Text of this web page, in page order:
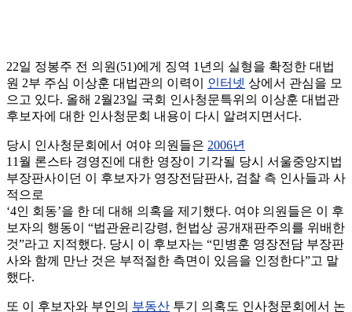
22일 정봉주 전 의원(51)에게 징역 1년의 실형을 확정한 대법
원 2부 주심 이상훈 대법관의 이력이 인터넷 상에서 관심을 모
으고 있다. 올해 2월23일 국회 인사청문특위의 이상훈 대법관
후보자에 대한 인사청문회 내용이 다시 알려지면서다.
당시 인사청문회에서 여야 의원들은 2006년
11월 론스타 경영진에 대한 영장이 기각될 당시 서울중앙지법
부장판사이던 이 후보자가 영장전담판사, 검찰 측 인사들과 사
적으로
‘4인 회동’을 한 데 대해 의혹을 제기했다. 여야 의원들은 이 후
보자의 행동이 “법관윤리강령, 헌법상 공개재판주의를 위배한
것”라고 지적했다. 당시 이 후보자는 “민병훈 영장전담 부장판
사와 함께 만난 것은 부적절한 측면이 있음을 인정한다”고 말
했다.
또 이 후보자와 부인의 부동산 투기 의혹도 인사청문회에서 논